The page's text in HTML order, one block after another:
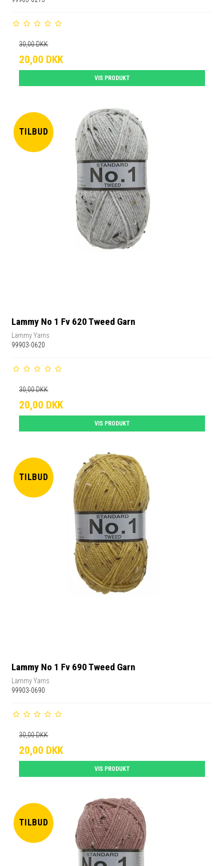
30,00 DKK
20,00 DKK
VIS PRODUKT
TILBUD
Lammy No 1 Fv 620 Tweed Garn
Lammy Yarns
99903-0620
30,00 DKK
20,00 DKK
VIS PRODUKT
TILBUD
Lammy No 1 Fv 690 Tweed Garn
Lammy Yarns
99903-0690
30,00 DKK
20,00 DKK
VIS PRODUKT
TILBUD